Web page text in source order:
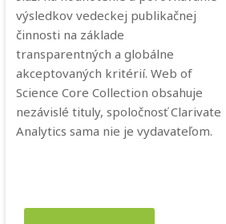
výsledkov vedeckej publikačnej
činnosti na základe
transparentných a globálne
akceptovaných kritérií. Web of
Science Core Collection obsahuje
nezávislé tituly, spoločnosť Clarivate
Analytics sama nie je vydavateľom.